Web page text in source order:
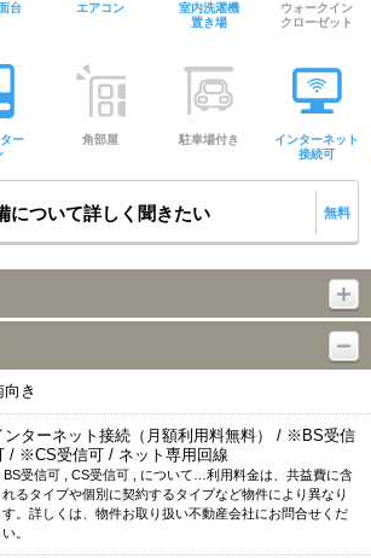
台 エアコン
室内洗濯機
置き場
ウォークイン
クローゼット
ー
角部屋 駐車場付き
インターネット
接続可
について詳しく聞きたい 無料
向き
ンターネット接続（月額利用料無料） / ※BS受信
/ ※CS受信可 / ネット専用回線
受信可 , CS受信可 , について…利用料金は、共益費に含
れるタイプや個別に契約するタイプなど物件により異なり
す。詳しくは、物件お取り扱い不動産会社にお問合せくだ
。